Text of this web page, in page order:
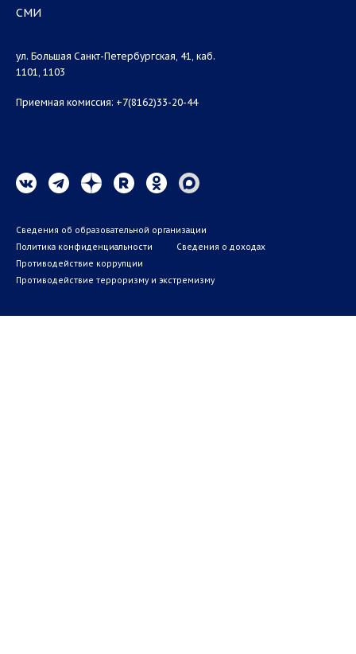
СМИ
ул. Большая Санкт-Петербургская, 41, каб.
1101, 1103
Приемная комиссия: +7(8162)33-20-44
Сведения об образовательной организации
Политика конфиденциальности
Сведения о доходах
Противодействие коррупции
Противодействие терроризму и экстремизму